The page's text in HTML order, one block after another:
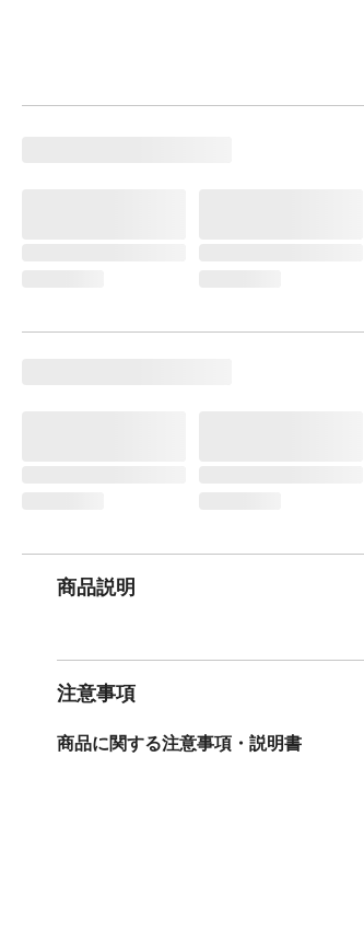
商品説明
注意事項
商品に関する注意事項・説明書